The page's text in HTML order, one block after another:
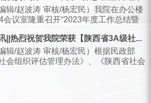
编辑/赵波涛 审核/杨宏民）我院在办公楼
会议室隆重召开“2023年度工作总结暨
||热烈祝贺我院荣获【陕西省3A级社...
编辑/赵波涛 审核/杨宏民）根据民政部
社会组织评估管理办法》、《陕西省社会